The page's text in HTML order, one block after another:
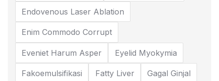
Endovenous Laser Ablation
Enim Commodo Corrupt
Eveniet Harum Asper Eyelid Myokymia
Fakoemulsifikasi Fatty Liver Gagal Ginjal